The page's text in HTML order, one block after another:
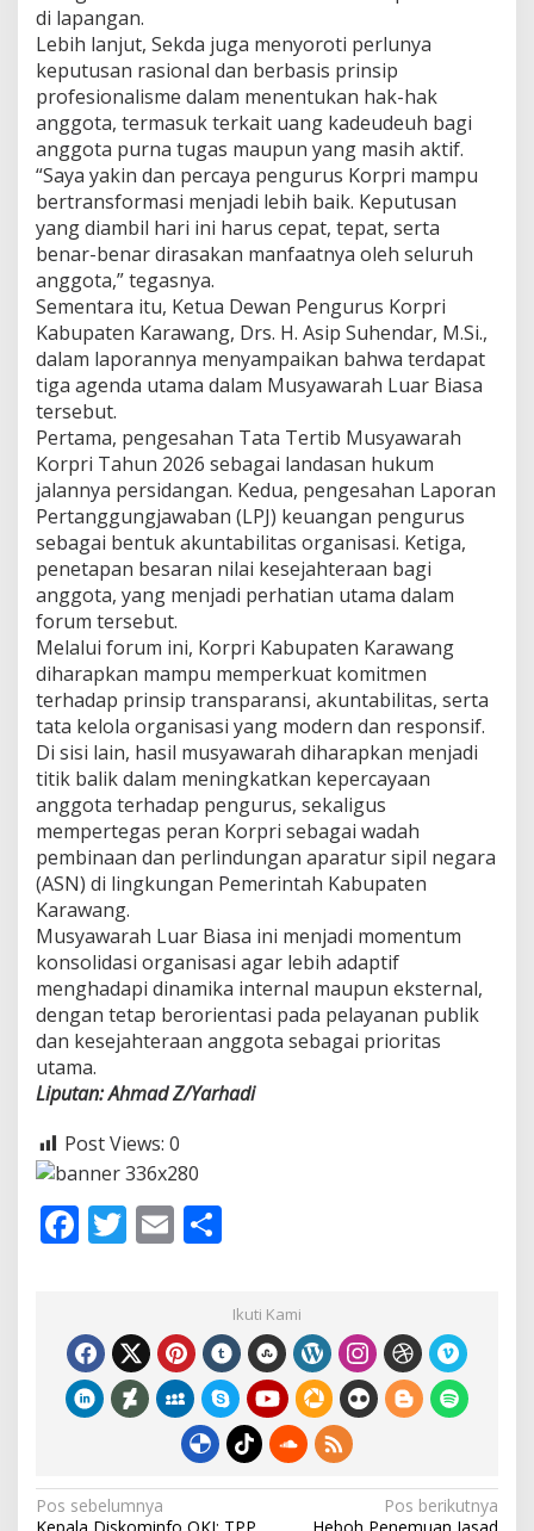
e
l
di lapangan.
Lebih lanjut, Sekda juga menyoroti perlunya
keputusan rasional dan berbasis prinsip
profesionalisme dalam menentukan hak-hak
anggota, termasuk terkait uang kadeudeuh bagi
anggota purna tugas maupun yang masih aktif.
“Saya yakin dan percaya pengurus Korpri mampu
bertransformasi menjadi lebih baik. Keputusan
yang diambil hari ini harus cepat, tepat, serta
benar-benar dirasakan manfaatnya oleh seluruh
anggota,” tegasnya.
Sementara itu, Ketua Dewan Pengurus Korpri
Kabupaten Karawang, Drs. H. Asip Suhendar, M.Si.,
dalam laporannya menyampaikan bahwa terdapat
tiga agenda utama dalam Musyawarah Luar Biasa
tersebut.
Pertama, pengesahan Tata Tertib Musyawarah
Korpri Tahun 2026 sebagai landasan hukum
jalannya persidangan. Kedua, pengesahan Laporan
Pertanggungjawaban (LPJ) keuangan pengurus
sebagai bentuk akuntabilitas organisasi. Ketiga,
penetapan besaran nilai kesejahteraan bagi
anggota, yang menjadi perhatian utama dalam
forum tersebut.
Melalui forum ini, Korpri Kabupaten Karawang
diharapkan mampu memperkuat komitmen
terhadap prinsip transparansi, akuntabilitas, serta
tata kelola organisasi yang modern dan responsif.
Di sisi lain, hasil musyawarah diharapkan menjadi
titik balik dalam meningkatkan kepercayaan
anggota terhadap pengurus, sekaligus
mempertegas peran Korpri sebagai wadah
pembinaan dan perlindungan aparatur sipil negara
(ASN) di lingkungan Pemerintah Kabupaten
Karawang.
Musyawarah Luar Biasa ini menjadi momentum
konsolidasi organisasi agar lebih adaptif
menghadapi dinamika internal maupun eksternal,
dengan tetap berorientasi pada pelayanan publik
dan kesejahteraan anggota sebagai prioritas
utama.
Liputan: Ahmad Z/Yarhadi
Post Views: 0
F
b
o
o
T
er
E
l
ar
eIkuti Kami
N
Pos sebelumnya
Pos berikutnya